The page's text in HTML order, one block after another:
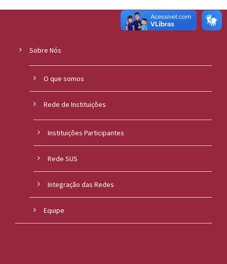
Sobre Nós
O que somos
Rede de Instituições
Instituições Participantes
Rede SUS
Integração das Redes
Equipe